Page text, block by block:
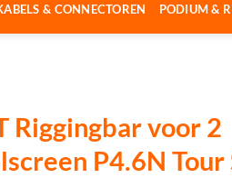
& CONNECTOREN PODIUM &
Riggingbar voor 2
P4.6N Tour